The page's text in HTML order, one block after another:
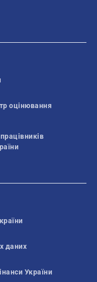
оцінювання
даних
України